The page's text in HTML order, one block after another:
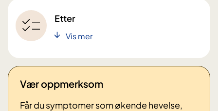
Etter
Vis mer
Vær oppmerksom
Får du symptomer som økende hevelse,